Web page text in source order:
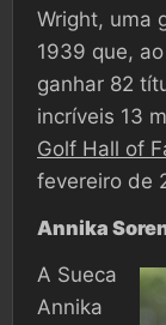
Wright, uma
1939 que,
ganhar 82
incríveis 13
Golf Hall of
fevereiro de
Annika
A Sueca
Annika